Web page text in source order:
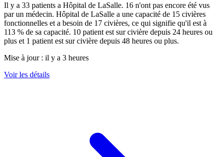
Il y a 33 patients a Hôpital de LaSalle. 16 n'ont pas encore été vus
par un médecin. Hôpital de LaSalle a une capacité de 15 civières
fonctionnelles et a besoin de 17 civières, ce qui signifie qu'il est à
113 % de sa capacité. 10 patient est sur civière depuis 24 heures ou
plus et 1 patient est sur civière depuis 48 heures ou plus.
Mise à jour : il y a 3 heures
Voir les détails